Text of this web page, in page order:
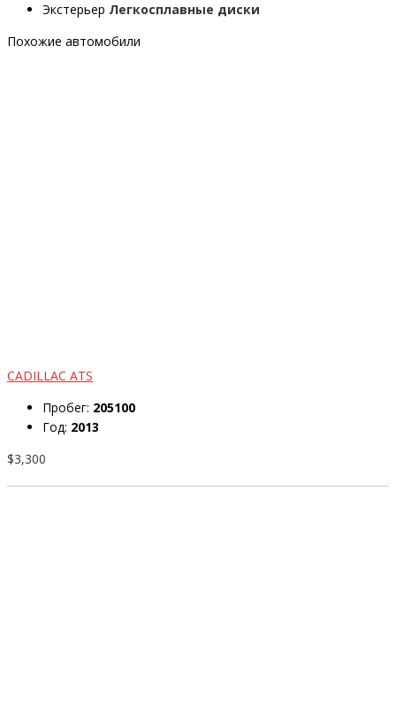
Экстерьер Легкосплавные диски
Похожие автомобили
CADILLAC ATS
Пробег: 205100
Год: 2013
$3,300